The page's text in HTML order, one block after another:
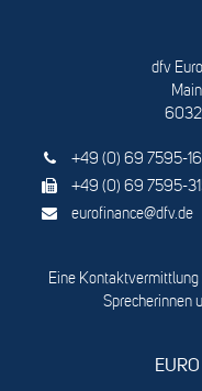
dfv
+49 (0) 69 7595-
+49 (0) 69 7595-
eurofinance@dfv.de
Eine
Sprecherinnen